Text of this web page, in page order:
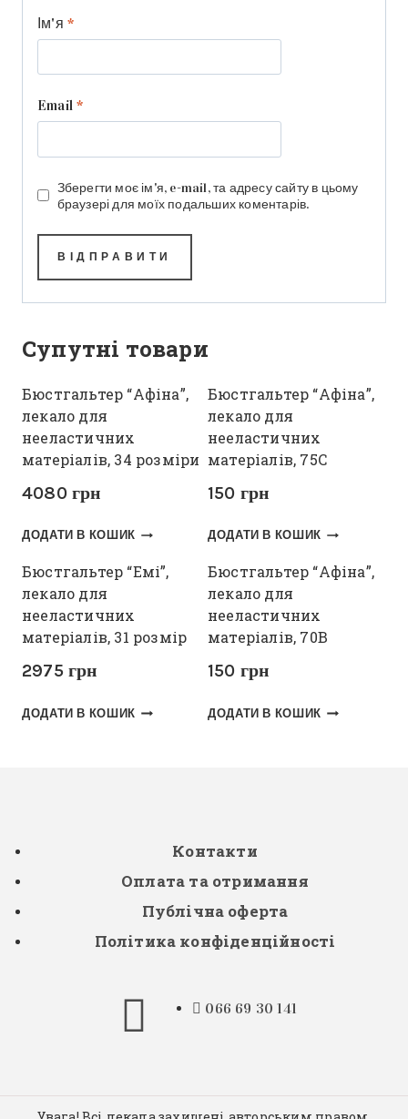
Ім'я *
Email*
Зберегти моє ім'я, e-mail, та адресу сайту в цьому
браузері для моїх подальших коментарів.
Супутні товари
Бюстгальтер “Афіна”,
лекало для
нееластичних
матеріалів, 34 розміри
4080 грн
ДОДАТИ В КОШИК
Бюстгальтер “Афіна”,
лекало для
нееластичних
матеріалів, 75С
150 грн
ДОДАТИ В КОШИК
Бюстгальтер “Емі”,
лекало для
нееластичних
матеріалів, 31 розмір
2975 грн
ДОДАТИ В КОШИК
Бюстгальтер “Афіна”,
лекало для
нееластичних
матеріалів, 70В
150 грн
ДОДАТИ В КОШИК
Контакти
Оплата та отримання
Публічна оферта
Політика конфіденційності
066 69 30 141